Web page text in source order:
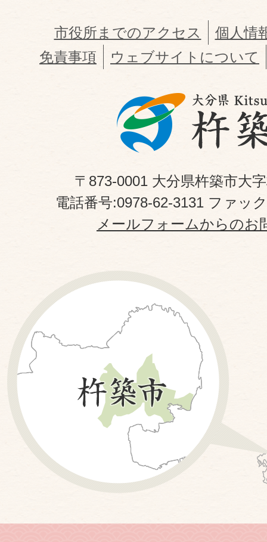
市役所までのアクセス
個人情
免責事項
ウェブサイトについて
〒873-0001 大分県杵築市大
電話番号:0978-62-3131 ファッ
メールフォームからのお